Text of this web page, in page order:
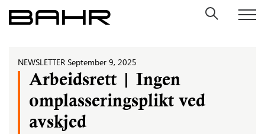
Skip
to
NEWSLETTER September 9, 2025
Arbeidsrett | Ingen
omplasseringsplikt ved
avskjed